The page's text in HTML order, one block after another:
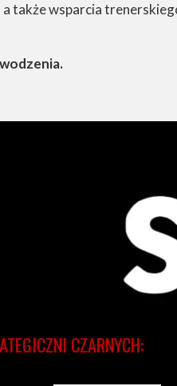
także wsparcia
CZARNYCH: